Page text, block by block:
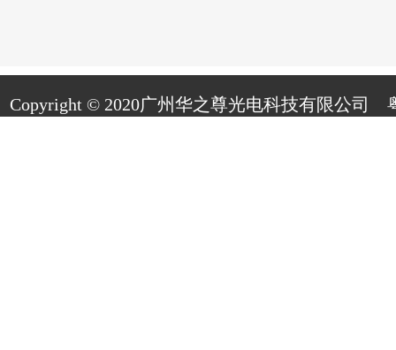
Copyright © 2020广州华之尊光电科技有限公司